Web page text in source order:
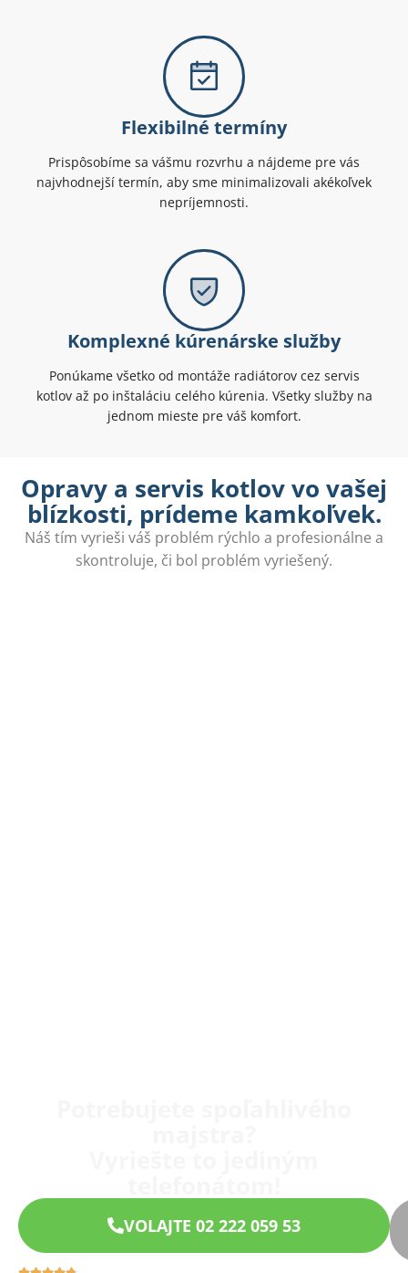
Flexibilné termíny
Prispôsobíme sa vášmu rozvrhu a nájdeme pre vás
najvhodnejší termín, aby sme minimalizovali akékoľvek
nepríjemnosti.
Komplexné kúrenárske služby
Ponúkame všetko od montáže radiátorov cez servis
kotlov až po inštaláciu celého kúrenia. Všetky služby na
jednom mieste pre váš komfort.
Opravy a servis kotlov vo vašej
blízkosti, prídeme kamkoľvek.
Náš tím vyrieši váš problém rýchlo a profesionálne a
skontroluje, či bol problém vyriešený.
VOLAJTE 02 222 059 53